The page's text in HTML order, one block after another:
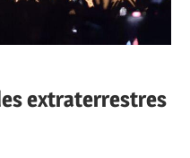
extraterrestres